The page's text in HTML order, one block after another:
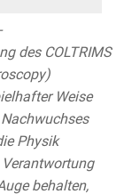
des COLTRIMS
Weise
Physik
behalten,